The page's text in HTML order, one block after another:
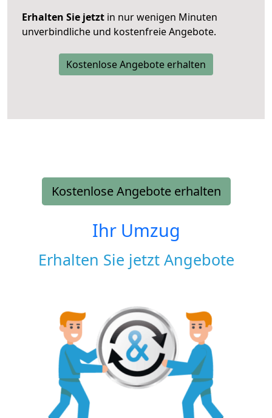
Erhalten Sie jetzt in nur wenigen Minuten
unverbindliche und kostenfreie Angebote.
Kostenlose Angebote erhalten
Kostenlose Angebote erhalten
Ihr Umzug
Erhalten Sie jetzt Angebote